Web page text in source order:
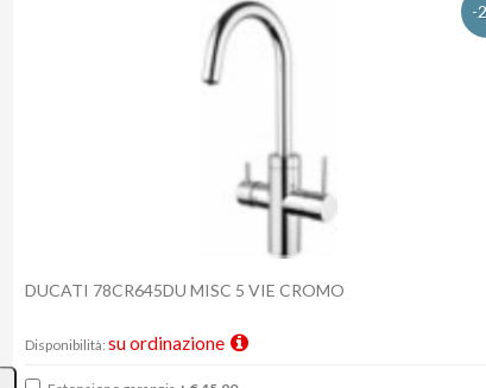
-
DUCATI 78CR645DU MISC 5 VIE CROMO
Disponibilità: su ordinazione